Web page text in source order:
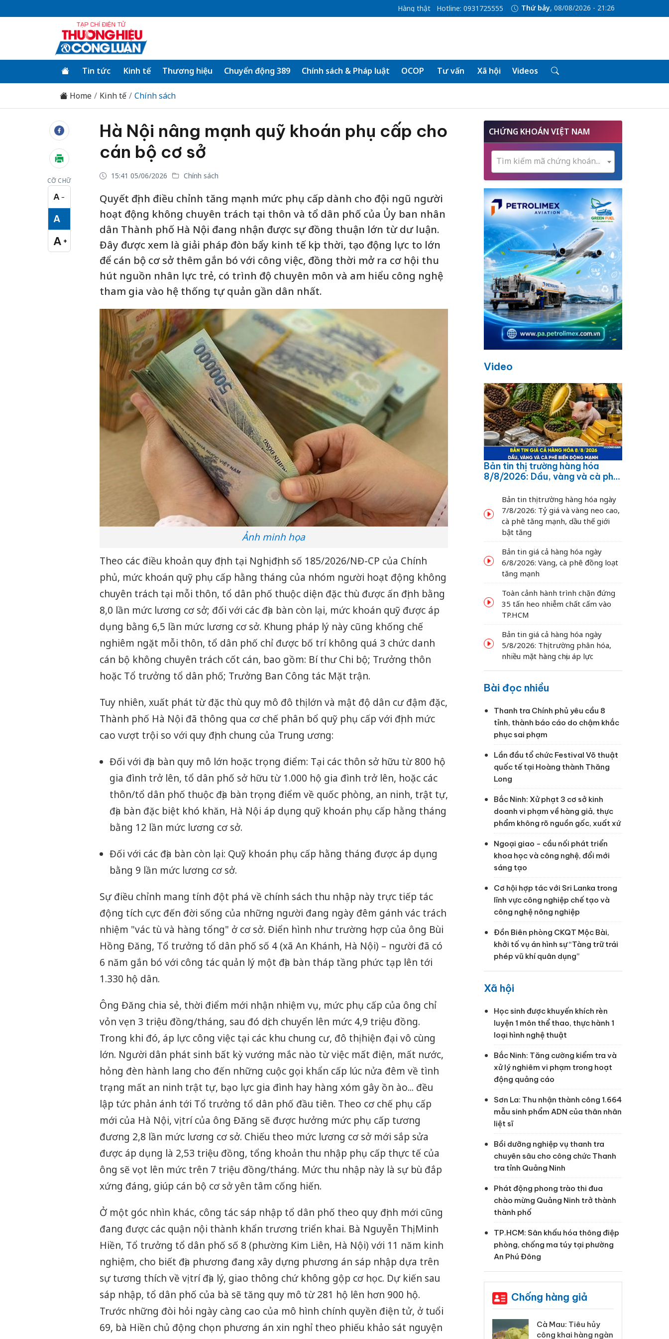
Hàng thật Hotline: 0931725555 Thứ bảy, 08/08/2026 - 21:26
Tin tức Kinh tế Thương hiệu Chuyển động 389 Chính sách & Pháp luật OCOP Tư vấn Xã hội Videos
Home Kinh tế Chính sách
CỠ CHỮ
A −
Cỡ chữ nhỏ
A
Cỡ chữ vừa
A +
Cỡ chữ lớn
Hà Nội nâng mạnh quỹ khoán phụ cấp cho
cán bộ cơ sở
15:41 05/06/2026 Chính sách
Quyết định điều chỉnh tăng mạnh mức phụ cấp dành cho đội ngũ người
hoạt động không chuyên trách tại thôn và tổ dân phố của Ủy ban nhân
dân Thành phố Hà Nội đang nhận được sự đồng thuận lớn từ dư luận.
Đây được xem là giải pháp đòn bẩy kinh tế kịp thời, tạo động lực to lớn
để cán bộ cơ sở thêm gắn bó với công việc, đồng thời mở ra cơ hội thu
hút nguồn nhân lực trẻ, có trình độ chuyên môn và am hiểu công nghệ
tham gia vào hệ thống tự quản gần dân nhất.
Ảnh minh họa
Theo các điều khoản quy định tại Nghị định số 185/2026/NĐ-CP của Chính
phủ, mức khoán quỹ phụ cấp hằng tháng của nhóm người hoạt động không
chuyên trách tại mỗi thôn, tổ dân phố thuộc diện đặc thù được ấn định bằng
8,0 lần mức lương cơ sở; đối với các địa bàn còn lại, mức khoán quỹ được áp
dụng bằng 6,5 lần mức lương cơ sở. Khung pháp lý này cũng khống chế
nghiêm ngặt mỗi thôn, tổ dân phố chỉ được bố trí không quá 3 chức danh
cán bộ không chuyên trách cốt cán, bao gồm: Bí thư Chi bộ; Trưởng thôn
hoặc Tổ trưởng tổ dân phố; Trưởng Ban Công tác Mặt trận.
Tuy nhiên, xuất phát từ đặc thù quy mô đô thị lớn và mật độ dân cư đậm đặc,
Thành phố Hà Nội đã thông qua cơ chế phân bổ quỹ phụ cấp với định mức
cao vượt trội so với quy định chung của Trung ương:
Đối với địa bàn quy mô lớn hoặc trọng điểm: Tại các thôn sở hữu từ 800 hộ
gia đình trở lên, tổ dân phố sở hữu từ 1.000 hộ gia đình trở lên, hoặc các
thôn/tổ dân phố thuộc địa bàn trọng điểm về quốc phòng, an ninh, trật tự,
địa bàn đặc biệt khó khăn, Hà Nội áp dụng quỹ khoán phụ cấp hằng tháng
bằng 12 lần mức lương cơ sở.
Đối với các địa bàn còn lại: Quỹ khoán phụ cấp hằng tháng được áp dụng
bằng 9 lần mức lương cơ sở.
Sự điều chỉnh mang tính đột phá về chính sách thu nhập này trực tiếp tác
động tích cực đến đời sống của những người đang ngày đêm gánh vác trách
nhiệm "vác tù và hàng tổng" ở cơ sở. Điển hình như trường hợp của ông Bùi
Hồng Đăng, Tổ trưởng tổ dân phố số 4 (xã An Khánh, Hà Nội) – người đã có
6 năm gắn bó với công tác quản lý một địa bàn tháp tầng phức tạp lên tới
1.330 hộ dân.
Ông Đăng chia sẻ, thời điểm mới nhận nhiệm vụ, mức phụ cấp của ông chỉ
vỏn vẹn 3 triệu đồng/tháng, sau đó dịch chuyển lên mức 4,9 triệu đồng.
Trong khi đó, áp lực công việc tại các khu chung cư, đô thị hiện đại vô cùng
lớn. Người dân phát sinh bất kỳ vướng mắc nào từ việc mất điện, mất nước,
hỏng đèn hành lang cho đến những cuộc gọi khẩn cấp lúc nửa đêm về tình
trạng mất an ninh trật tự, bạo lực gia đình hay hàng xóm gây ồn ào... đều
lập tức phản ánh tới Tổ trưởng tổ dân phố đầu tiên. Theo cơ chế phụ cấp
mới của Hà Nội, vị trí của ông Đăng sẽ được hưởng mức phụ cấp tương
đương 2,8 lần mức lương cơ sở. Chiếu theo mức lương cơ sở mới sắp sửa
được áp dụng là 2,53 triệu đồng, tổng khoản thu nhập phụ cấp thực tế của
ông sẽ vọt lên mức trên 7 triệu đồng/tháng. Mức thu nhập này là sự bù đắp
xứng đáng, giúp cán bộ cơ sở yên tâm cống hiến.
Ở một góc nhìn khác, công tác sáp nhập tổ dân phố theo quy định mới cũng
đang được các quận nội thành khẩn trương triển khai. Bà Nguyễn Thị Minh
Hiền, Tổ trưởng tổ dân phố số 8 (phường Kim Liên, Hà Nội) với 11 năm kinh
nghiệm, cho biết địa phương đang xây dựng phương án sáp nhập dựa trên
sự tương thích về vị trí địa lý, giao thông chứ không gộp cơ học. Dự kiến sau
sáp nhập, tổ dân phố của bà sẽ tăng quy mô từ 281 hộ lên hơn 900 hộ.
Trước những đòi hỏi ngày càng cao của mô hình chính quyền điện tử, ở tuổi
69, bà Hiền chủ động chọn phương án xin nghỉ theo phiếu khảo sát nguyện
CHỨNG KHOÁN VIỆT NAM
Tìm kiếm mã chứng khoán...
Video
Bản tin thị trường hàng hóa
8/8/2026: Dầu, vàng và cà phê
Bản tin thị trường hàng hóa ngày
7/8/2026: Tỷ giá và vàng neo cao,
cà phê tăng mạnh, dầu thế giới
bật tăng
Bản tin giá cả hàng hóa ngày
6/8/2026: Vàng, cà phê đồng loạt
tăng mạnh
Toàn cảnh hành trình chặn đứng
35 tấn heo nhiễm chất cấm vào
TP.HCM
Bản tin giá cả hàng hóa ngày
5/8/2026: Thị trường phân hóa,
nhiều mặt hàng chịu áp lực
Bài đọc nhiều
Thanh tra Chính phủ yêu cầu 8
tỉnh, thành báo cáo do chậm khắc
phục sai phạm
Lần đầu tổ chức Festival Võ thuật
quốc tế tại Hoàng thành Thăng
Long
Bắc Ninh: Xử phạt 3 cơ sở kinh
doanh vi phạm về hàng giả, thực
phẩm không rõ nguồn gốc, xuất xứ
Ngoại giao - cầu nối phát triển
khoa học và công nghệ, đổi mới
sáng tạo
Cơ hội hợp tác với Sri Lanka trong
lĩnh vực công nghiệp chế tạo và
công nghệ nông nghiệp
Đồn Biên phòng CKQT Mộc Bài,
khởi tố vụ án hình sự “Tàng trữ trái
phép vũ khí quân dụng”
Xã hội
Học sinh được khuyến khích rèn
luyện 1 môn thể thao, thực hành 1
loại hình nghệ thuật
Bắc Ninh: Tăng cường kiểm tra và
xử lý nghiêm vi phạm trong hoạt
động quảng cáo
Sơn La: Thu nhận thành công 1.664
mẫu sinh phẩm ADN của thân nhân
liệt sĩ
Bồi dưỡng nghiệp vụ thanh tra
chuyên sâu cho công chức Thanh
tra tỉnh Quảng Ninh
Phát động phong trào thi đua
chào mừng Quảng Ninh trở thành
thành phố
TP.HCM: Sân khấu hóa thông điệp
phòng, chống ma túy tại phường
An Phú Đông
Chống hàng giả
Cà Mau: Tiêu hủy
công khai hàng ngàn
Khẩn trương xác
minh, xử lý sản phẩm